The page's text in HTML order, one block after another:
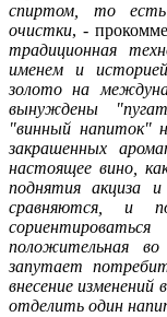
спиртом, то есть
очистки, -
традиционная
именем и
золото на
вынуждены
"винный напиток"
закрашенных
настоящее вино,
поднятия акциза
сравняются, и
положительная
запутает
внесение
отделить один